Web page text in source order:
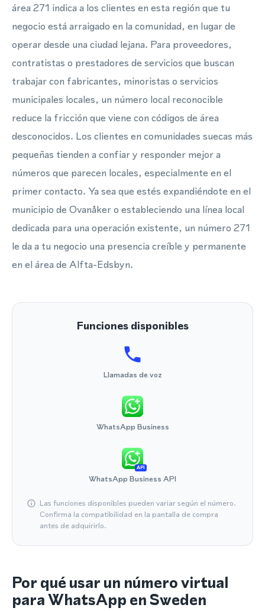
área 271 indica a los clientes en esta región que tu
negocio está arraigado en la comunidad, en lugar de
operar desde una ciudad lejana. Para proveedores,
contratistas o prestadores de servicios que buscan
trabajar con fabricantes, minoristas o servicios
municipales locales, un número local reconocible
reduce la fricción que viene con códigos de área
desconocidos. Los clientes en comunidades suecas más
pequeñas tienden a confiar y responder mejor a
números que parecen locales, especialmente en el
primer contacto. Ya sea que estés expandiéndote en el
municipio de Ovanåker o estableciendo una línea local
dedicada para una operación existente, un número 271
le da a tu negocio una presencia creíble y permanente
en el área de Alfta-Edsbyn.
Funciones disponibles
Llamadas de voz
WhatsApp Business
API
WhatsApp Business API
Las funciones disponibles pueden variar según el número.
Confirma la compatibilidad en la pantalla de compra
antes de adquirirlo.
Por qué usar un número virtual
para WhatsApp en Sweden